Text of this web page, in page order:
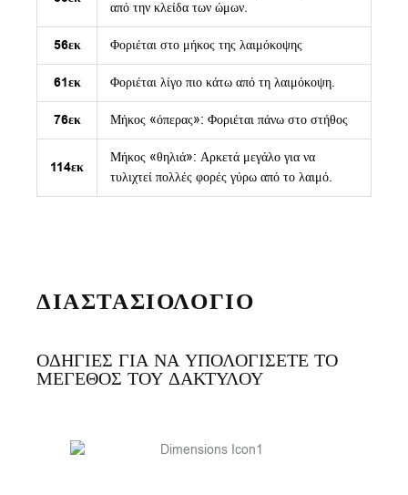
από την κλείδα των ώμων.
56εκ Φοριέται στο μήκος της λαιμόκοψης
61εκ Φοριέται λίγο πιο κάτω από τη λαιμόκοψη.
76εκ Μήκος «όπερας»: Φοριέται πάνω στο στήθος
114εκ
Μήκος «θηλιά»: Αρκετά μεγάλο για να
τυλιχτεί πολλές φορές γύρω από το λαιμό.
ΔΙΑΣΤΑΣΙΟΛΟΓΙΟ
ΟΔΗΓΙΕΣ ΓΙΑ ΝΑ ΥΠΟΛΟΓΙΣΕΤΕ ΤΟ
ΜΕΓΕΘΟΣ ΤΟΥ ΔΑΚΤΥΛΟΥ